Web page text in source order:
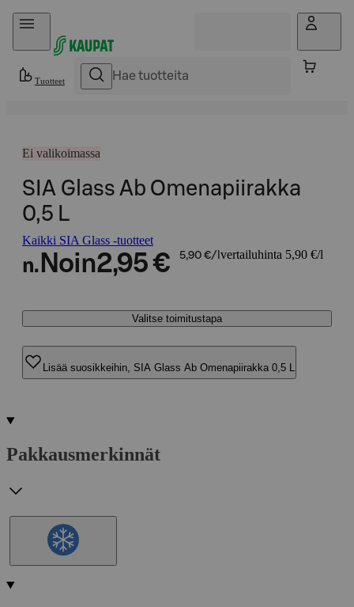
Hyppää sisältöön
Tuotteet
Ei valikoimassa
SIA Glass Ab Omenapiirakka
0,5 L
Kaikki SIA Glass -tuotteet
n. Noin2,95 € 5,90 €/l vertailuhinta 5,90 €/l
Valitse toimitustapa
Lisää suosikkeihin, SIA Glass Ab Omenapiirakka 0,5 L
Pakkausmerkinnät